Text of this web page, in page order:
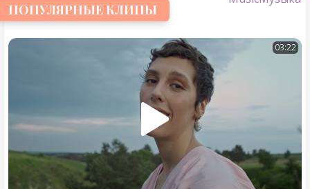
ПОПУЛЯРНЫЕ КЛИПЫ
03:22